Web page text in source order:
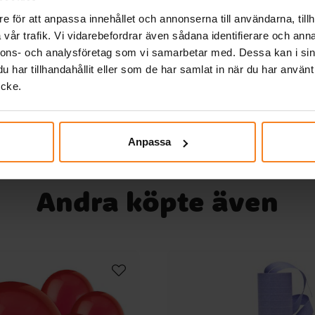
för att anpassa innehållet och annonserna till användarna,
trafik. Vi vidarebefordrar även sådana identifierare och
och analysföretag som vi samarbetar med. Dessa kan i
har tillhandahållit eller som de har samlat in när du har
Anpassa
- Ljusblå 10-pack
Pris:29,00 kr
29,00 kr
Ballonger - Ljusrosa
Pris:29,00 kr
29,00 kr
Andra köpte även